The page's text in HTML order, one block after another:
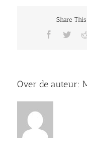
Share
Facebook
Over de auteur: